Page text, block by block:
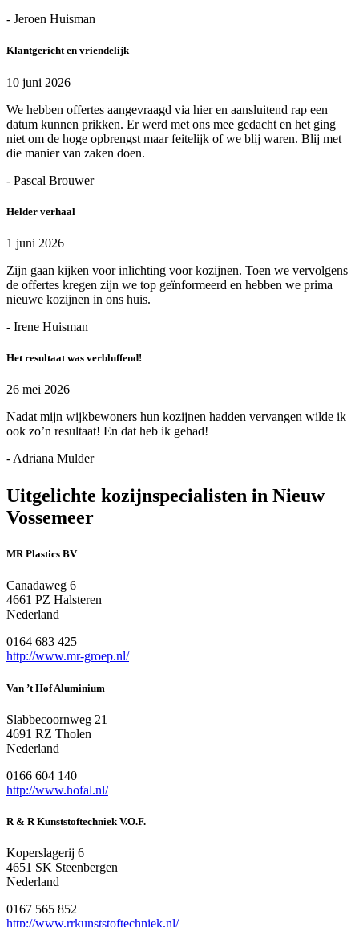
- Jeroen Huisman
Klantgericht en vriendelijk
10 juni 2026
We hebben offertes aangevraagd via hier en aansluitend rap een
datum kunnen prikken. Er werd met ons mee gedacht en het ging
niet om de hoge opbrengst maar feitelijk of we blij waren. Blij met
die manier van zaken doen.
- Pascal Brouwer
Helder verhaal
1 juni 2026
Zijn gaan kijken voor inlichting voor kozijnen. Toen we vervolgens
de offertes kregen zijn we top geïnformeerd en hebben we prima
nieuwe kozijnen in ons huis.
- Irene Huisman
Het resultaat was verbluffend!
26 mei 2026
Nadat mijn wijkbewoners hun kozijnen hadden vervangen wilde ik
ook zo’n resultaat! En dat heb ik gehad!
- Adriana Mulder
Uitgelichte kozijnspecialisten in Nieuw
Vossemeer
MR Plastics BV
Canadaweg 6
4661 PZ Halsteren
Nederland
0164 683 425
http://www.mr-groep.nl/
Van ’t Hof Aluminium
Slabbecoornweg 21
4691 RZ Tholen
Nederland
0166 604 140
http://www.hofal.nl/
R & R Kunststoftechniek V.O.F.
Koperslagerij 6
4651 SK Steenbergen
Nederland
0167 565 852
http://www.rrkunststoftechniek.nl/